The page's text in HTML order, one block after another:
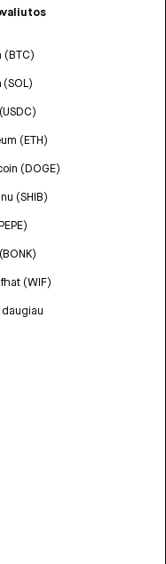
(BTC)
(SOL)
(ETH)
(DOGE)
(SHIB)
(WIF)